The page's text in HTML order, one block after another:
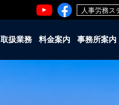
人事労務ス
取扱業務 料金案内 事務所案内